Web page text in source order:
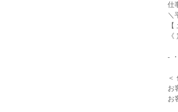
仕
＼
-
＜
お
お